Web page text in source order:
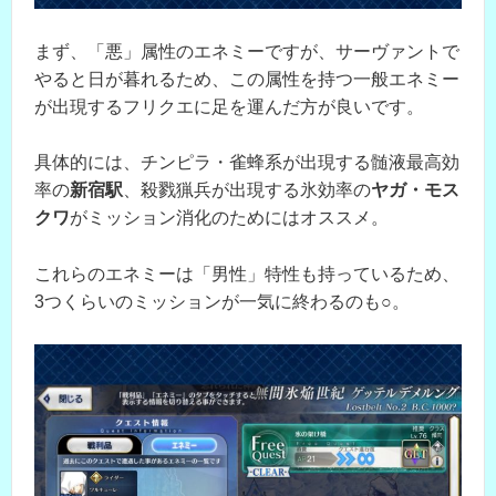
まず、「悪」属性のエネミーですが、サーヴァントで
やると日が暮れるため、この属性を持つ一般エネミー
が出現するフリクエに足を運んだ方が良いです。
具体的には、チンピラ・雀蜂系が出現する髄液最高効
率の新宿駅 、殺戮猟兵が出現する氷効率のヤガ・モス
クワがミッション消化のためにはオススメ。
これらのエネミーは「男性」特性も持っているため、
3つくらいのミッションが一気に終わるのも○。